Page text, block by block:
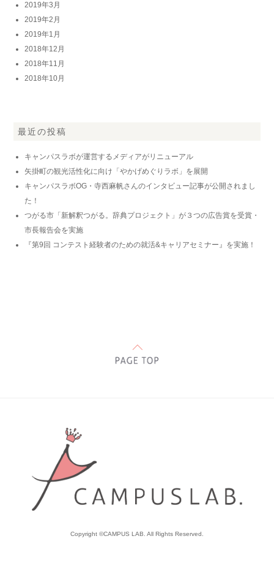
2019年3月
2019年2月
2019年1月
2018年12月
2018年11月
2018年10月
最近の投稿
キャンパスラボが運営するメディアがリニューアル
矢掛町の観光活性化に向け「やかげめぐりラボ」を展開
キャンパスラボOG・寺西麻帆さんのインタビュー記事が公開されまし
た！
つがる市「新解釈つがる。辞典プロジェクト」が３つの広告賞を受賞・
市長報告会を実施
『第9回 コンテスト経験者のための就活&キャリアセミナー』を実施！
Copyright ©CAMPUS LAB. All Rights Reserved.